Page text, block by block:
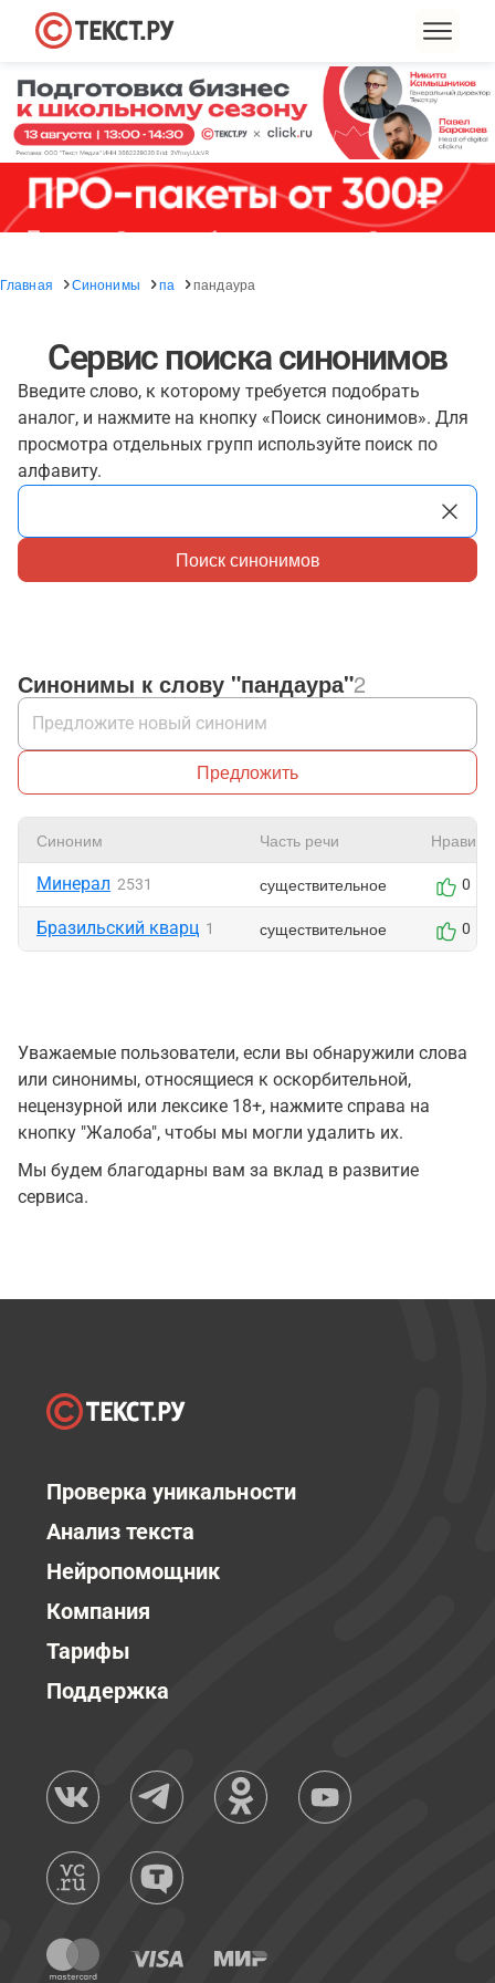
Главная Синонимы па пандаура
Сервис поиска синонимов
Введите слово, к которому требуется подобрать
аналог, и нажмите на кнопку «Поиск синонимов». Для
просмотра отдельных групп используйте поиск по
алфавиту.
Поиск синонимов
Синонимы к слову "пандаура"2
Предложить
Синоним Часть речи
Минерал 2531 существительное 0
Бразильский кварц 1 существительное 0
Уважаемые пользователи, если вы обнаружили слова
или синонимы, относящиеся к оскорбительной,
нецензурной или лексике 18+, нажмите справа на
кнопку "Жалоба", чтобы мы могли удалить их.
Мы будем благодарны вам за вклад в развитие
сервиса.
Проверка уникальности
Анализ текста
Нейропомощник
Компания
Тарифы
Поддержка